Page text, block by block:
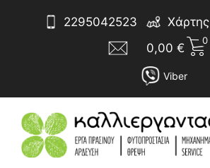
2295042523
Χάρτης
0,00 €
0
Viber
Μενού